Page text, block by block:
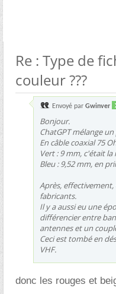
Re : Type de
couleur ???
Envoyé par Gwinver
Bonjour.
ChatGPT mélange
En câble coaxial 75
Vert : 9 mm, c'était
Bleu : 9,52 mm, en
Après,
fabricants.
Il y a aussi eu une
différencier entre
antennes et un
Ceci est tombé en
VHF.
donc les rouges et